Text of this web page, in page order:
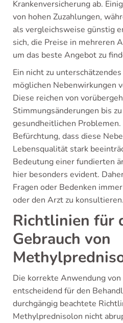
Krankenversicherung ab.
von hohen Zuzahlungen,
als vergleichsweise günstig
sich, die Preise in mehreren
um das beste Angebot zu
Ein nicht zu
möglichen Nebenwirkungen
Diese reichen von
Stimmungsänderungen bis
gesundheitlichen
Befürchtung, dass diese
Lebensqualität stark
Bedeutung einer fundierten
hier besonders evident.
Fragen oder Bedenken
oder den Arzt zu konsultieren.
Richtlinien für
Gebrauch von
Die korrekte Anwendung
entscheidend für den
durchgängig beachtete
Methylprednisolon nicht